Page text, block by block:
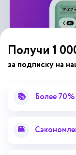
Получи 1
за подписку на
📚 Более
🍔